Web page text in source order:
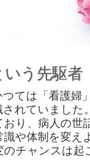
う先駆者
ては「看護婦
れていました
り、病人の世
や体制を変え
チャンスは起